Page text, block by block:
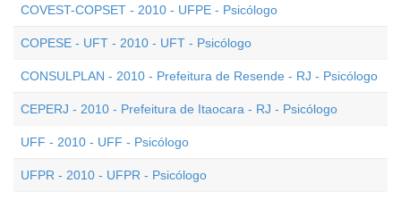
COVEST-COPSET - 2010 - UFPE - Psicólogo
COPESE - UFT - 2010 - UFT - Psicólogo
CONSULPLAN - 2010 - Prefeitura de Resende - RJ - Psicólogo
CEPERJ - 2010 - Prefeitura de Itaocara - RJ - Psicólogo
UFF - 2010 - UFF - Psicólogo
UFPR - 2010 - UFPR - Psicólogo